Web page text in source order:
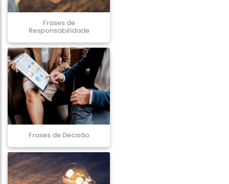
Frases de
Responsabilidade
Frases de Decisão